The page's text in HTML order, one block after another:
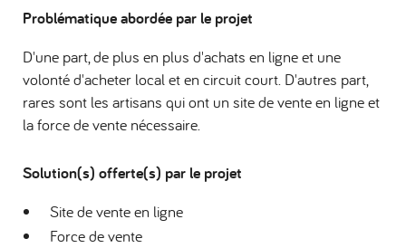
Problématique abordée par le projet
D'une part, de plus en plus d'achats en ligne et une
volonté d'acheter local et en circuit court. D'autres part,
rares sont les artisans qui ont un site de vente en ligne et
la force de vente nécessaire.
Solution(s) offerte(s) par le projet
Site de vente en ligne
Force de vente